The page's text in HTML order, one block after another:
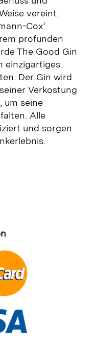
vereint.
Cox‘
profunden
The Good Gin
einzigartiges
Der Gin wird
Verkostung
um seine
Alle
und sorgen